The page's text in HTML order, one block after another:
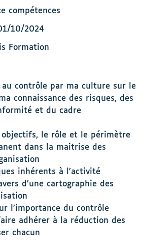
compétences
10/2024
Formation
au contrôle par ma culture sur le
connaissance des risques, des
et du cadre
objectifs, le rôle et le périmètre
dans la maitrise des
inhérents à l’activité
d’une cartographie des
l’importance du contrôle
adhérer à la réduction des
chacun